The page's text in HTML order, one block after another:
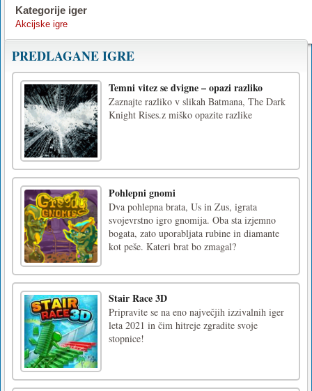
Kategorije iger
Akcijske igre
PREDLAGANE IGRE
Temni vitez se dvigne – opazi razliko
Zaznajte razliko v slikah Batmana, The Dark
Knight Rises.z miško opazite razlike
Pohlepni gnomi
Dva pohlepna brata, Us in Zus, igrata
svojevrstno igro gnomija. Oba sta izjemno
bogata, zato uporabljata rubine in diamante
kot peše. Kateri brat bo zmagal?
Stair Race 3D
Pripravite se na eno največjih izzivalnih iger
leta 2021 in čim hitreje zgradite svoje
stopnice!